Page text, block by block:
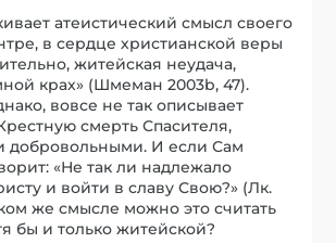
атеистический смысл своего
в сердце христианской веры
житейская неудача,
крах» (Шмеман 2003b, 47).
вовсе не так описывает
смерть Спасителя,
добровольными. И если Сам
«Не так ли надлежало
и войти в славу Свою?» (Лк.
же смысле можно это считать
бы и только житейской?